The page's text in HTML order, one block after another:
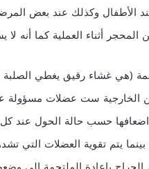
الأطفال وكذلك عند بعض
أثناء العملية كما أنه
(هي غشاء رقيق يغطي
الخارجية ست عضلات مسؤولة
اضعافها حسب حالة الحول عند
يتم تقوية العضلات التي